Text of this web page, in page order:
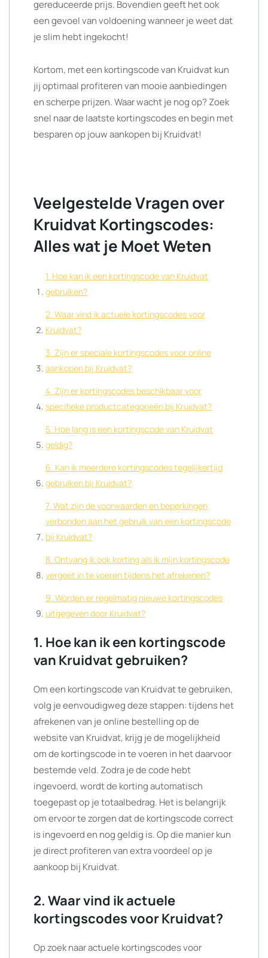
gereduceerde prijs. Bovendien geeft het ook
een gevoel van voldoening wanneer je weet dat
je slim hebt ingekocht!
Kortom, met een kortingscode van Kruidvat kun
jij optimaal profiteren van mooie aanbiedingen
en scherpe prijzen. Waar wacht je nog op? Zoek
snel naar de laatste kortingscodes en begin met
besparen op jouw aankopen bij Kruidvat!
Veelgestelde Vragen over
Kruidvat Kortingscodes:
Alles wat je Moet Weten
1. Hoe kan ik een kortingscode van Kruidvat
gebruiken?
2. Waar vind ik actuele kortingscodes voor
Kruidvat?
3. Zijn er speciale kortingscodes voor online
aankopen bij Kruidvat?
4. Zijn er kortingscodes beschikbaar voor
specifieke productcategorieën bij Kruidvat?
5. Hoe lang is een kortingscode van Kruidvat
geldig?
6. Kan ik meerdere kortingscodes tegelijkertijd
gebruiken bij Kruidvat?
7. Wat zijn de voorwaarden en beperkingen
verbonden aan het gebruik van een kortingscode
bij Kruidvat?
8. Ontvang ik ook korting als ik mijn kortingscode
vergeet in te voeren tijdens het afrekenen?
9. Worden er regelmatig nieuwe kortingscodes
uitgegeven door Kruidvat?
1. Hoe kan ik een kortingscode
van Kruidvat gebruiken?
Om een kortingscode van Kruidvat te gebruiken,
volg je eenvoudigweg deze stappen: tijdens het
afrekenen van je online bestelling op de
website van Kruidvat, krijg je de mogelijkheid
om de kortingscode in te voeren in het daarvoor
bestemde veld. Zodra je de code hebt
ingevoerd, wordt de korting automatisch
toegepast op je totaalbedrag. Het is belangrijk
om ervoor te zorgen dat de kortingscode correct
is ingevoerd en nog geldig is. Op die manier kun
je direct profiteren van extra voordeel op je
aankoop bij Kruidvat.
2. Waar vind ik actuele
kortingscodes voor Kruidvat?
Op zoek naar actuele kortingscodes voor